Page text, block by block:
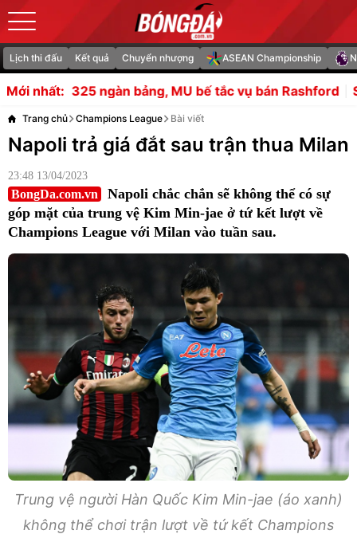
Lịch thi đấu Kết quả Chuyển nhượng ASEAN Championship
Mới nhất:
bảng, MU bế tắc vụ bán Rashford Soi trận Thái Lan
Trang chủ Champions League Bài viết
Napoli trả giá đắt sau trận thua Milan
23:48 13/04/2023
BongDa.com.vn
Napoli chắc chắn sẽ không thể có sự
góp mặt của trung vệ Kim Min-jae ở tứ kết lượt về
Champions League với Milan vào tuần sau.
Trung vệ người Hàn Quốc Kim Min-jae (áo xanh)
không thể chơi trận lượt về tứ kết Champions